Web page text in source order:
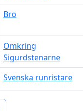
Bro
Omkring
Sigurdstenarne
Svenska runristare